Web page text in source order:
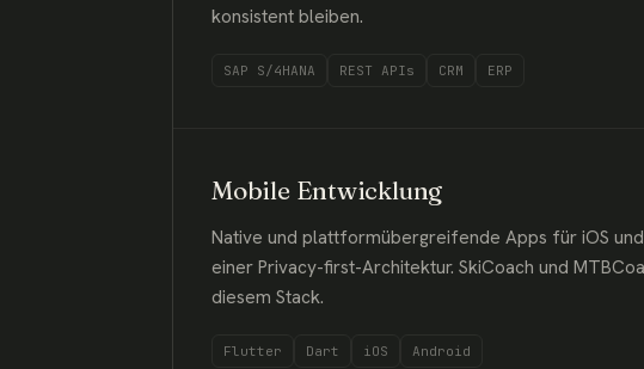
konsistent bleiben.
SAP S/4HANA REST APIs CRM ERP
Mobile Entwicklung
Native und plattformübergreifende Apps für iOS
einer Privacy-first-Architektur. SkiCoach und
diesem Stack.
Flutter Dart iOS Android